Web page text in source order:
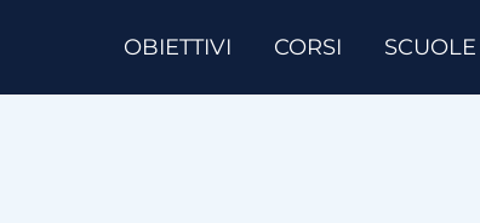
OBIETTIVI CORSI SCUOLE